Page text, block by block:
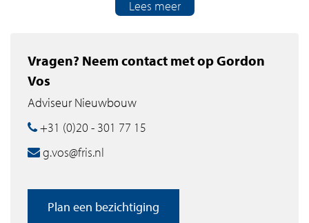
gordijnrails, verlichting in badkamer, toilet en keuken
– Luxe greeploze keuken met Siemens
inbouwapparatuur en composiet aanrechtblad
– Grote tegels in badkamers, badkamermeubel, spiegel,
een vrijstaand ligbad
Lees meer
Vragen? Neem contact met op Gordon
Vos
Adviseur Nieuwbouw
+31 (0)20 - 301 77 15
g.vos@fris.nl
Plan een bezichtiging